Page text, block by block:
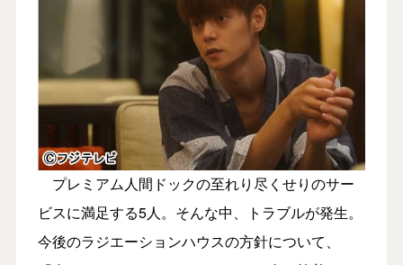
プレミアム人間ドックの至れり尽くせりのサー
ビスに満足する5人。そんな中、トラブルが発生。
今後のラジエーションハウスの方針について、